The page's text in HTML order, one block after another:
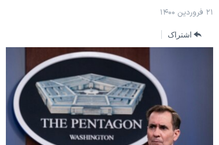
جهشورزشی
فرهنگ و زندگی
حقوق شهروندی
اقتصادی
علم و فناوری
جام جهانی ۲۰۲۶
بایگانی برنامه‌های تلویزیونی
انتخابات ریاست جمهوری آمریکا ۲۰۲۴
حمله جمهوری اسلامی به اسرائیل
رمز مهسا
فرکانس‌های صدای آمریکا
پخش رادیویی
۲۱ فروردین ۱۴۰۰
اشتراک